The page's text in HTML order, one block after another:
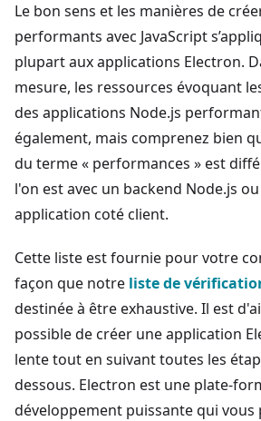
Le bon sens et les manières de
performants avec JavaScript
plupart aux applications Electron.
mesure, les ressources évoquant
des applications Node.js
également, mais comprenez bien
du terme « performances » est
l'on est avec un backend Node.js
application coté client.
Cette liste est fournie pour votre
façon que notre liste de
destinée à être exhaustive. Il est
possible de créer une application
lente tout en suivant toutes les
dessous. Electron est une plate-
développement puissante qui